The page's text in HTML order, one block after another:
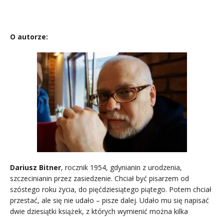
O autorze:
Dariusz Bitner, rocznik 1954, gdynianin z urodzenia,
szczecinianin przez zasiedzenie. Chciał być pisarzem od
szóstego roku życia, do pięćdziesiątego piątego. Potem chciał
przestać, ale się nie udało – pisze dalej. Udało mu się napisać
dwie dziesiątki książek, z których wymienić można kilka